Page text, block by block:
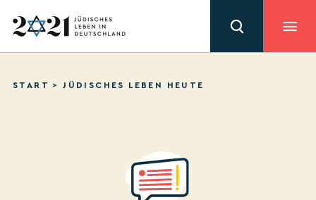
START >JÜDISCHES LEBEN HEUTE